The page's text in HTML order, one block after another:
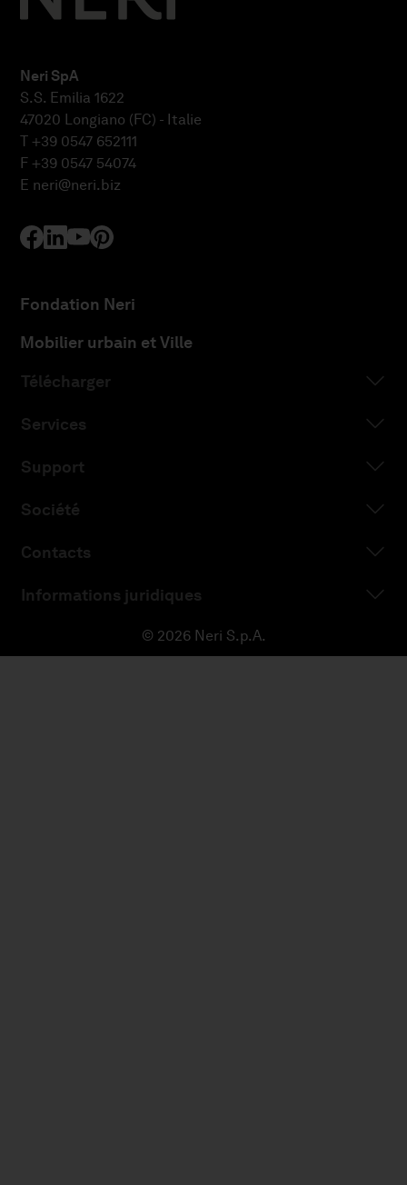
Neri SpA
S.S. Emilia 1622
47020 Longiano (FC) - Italie
T +39 0547 652111
F +39 0547 54074
E neri@neri.biz
Fondation Neri
Mobilier urbain et Ville
Télécharger
Services
Support
Société
Contacts
Informations juridiques
© 2026 Neri S.p.A.